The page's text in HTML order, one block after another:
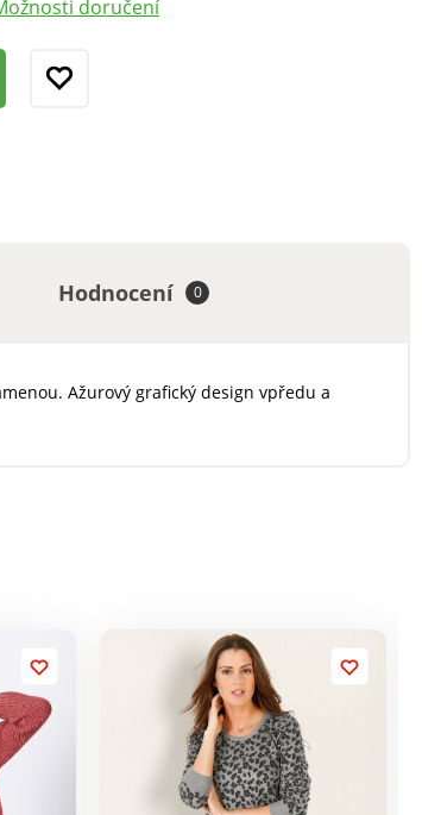
doručení
Hodnocení 0
Ažurový grafický design vpředu a